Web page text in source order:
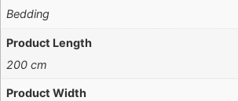
Bedding
Product Length
200 cm
Product Width